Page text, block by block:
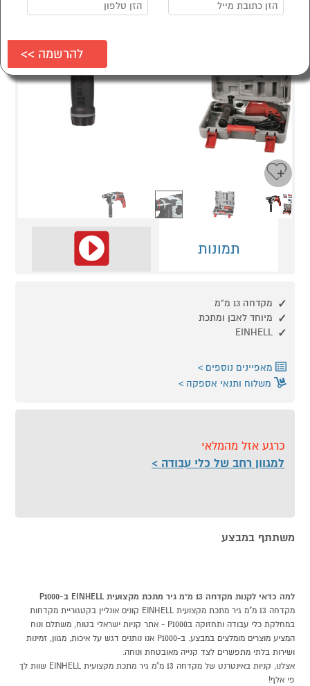
תמונות
מקדחה 13 מ"מ
מיוחד לאבן ומתכת
EINHELL
מאפיינים נוספים
משלוח ותנאי אספקה
כרגע אזל מהמלאי
למגוון רחב של כלי עבודה
משתתף במבצע
למה כדאי לקנות מקדחה 13 מ"מ גיר מתכת מקצועית EINHELL ב-P1000
מקדחה 13 מ"מ גיר מתכת מקצועית EINHELL קונים אונליין בקטגוריית מקדחות
במחלקת כלי עבודה ותחזוקה בP1000 - אתר קניות ישראלי בטוח, משתלם ונוח
המציע מוצרים מומלצים במבצע. ב-P1000 אנו נותנים דגש על איכות, מגוון, זמינות
ושירות בלתי מתפשרים לצד קנייה מאובטחת ונוחה.
אצלנו, קניות באינטרנט של מקדחה 13 מ"מ גיר מתכת מקצועית EINHELL שוות לך
פי אלף!